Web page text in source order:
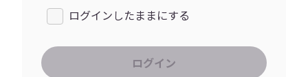
ログインしたままにする